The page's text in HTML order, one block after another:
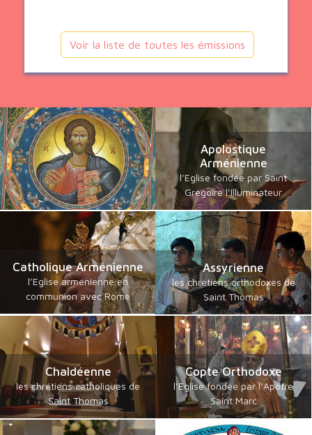
Voir la liste de toutes les émissions
Apolostique
Arménienne
l’Eglise fondée par Saint
Grégoire l’Illuminateur
Catholique Arménienne
l’Eglise arménienne en
communion avec Rome
Assyrienne
les chrétiens orthodoxes de
Saint Thomas
Chaldéenne
les chrétiens catholiques de
Saint Thomas
Copte Orthodoxe
l’Eglise fondée par l’Apôtre
Saint Marc